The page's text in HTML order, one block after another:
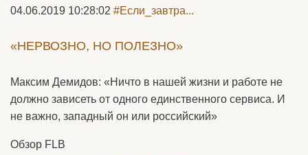
04.06.2019 10:28:02 #Если_завтра...
«НЕРВОЗНО, НО ПОЛЕЗНО»
Максим Демидов: «Ничто в нашей жизни и работе не
должно зависеть от одного единственного сервиса. И
не важно, западный он или российский»
Обзор FLB